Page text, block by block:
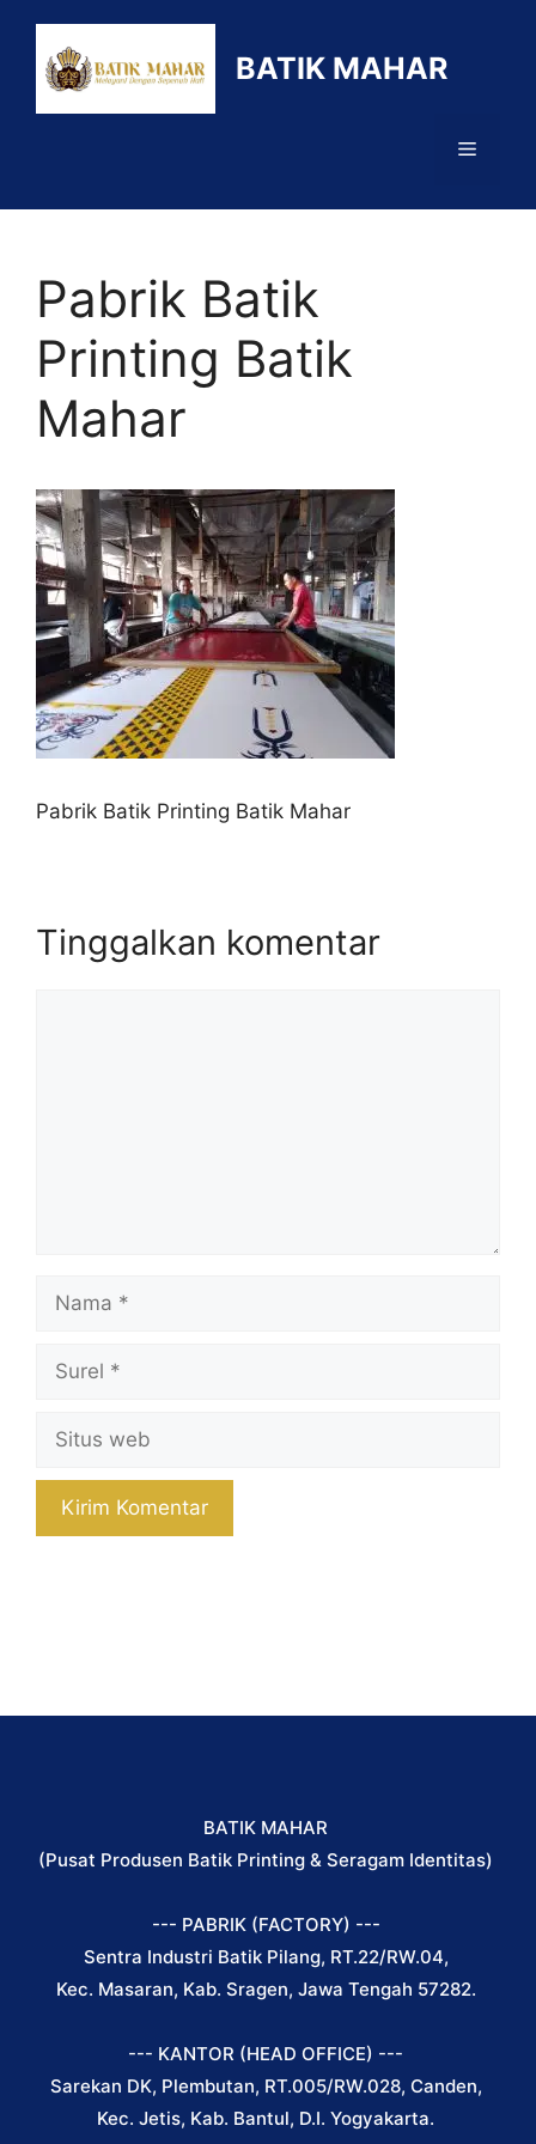
BATIK MAHAR
Menu
Pabrik Batik
Printing Batik
Mahar
Pabrik Batik Printing Batik Mahar
Tinggalkan komentar
Nama
Surel
Situs
web